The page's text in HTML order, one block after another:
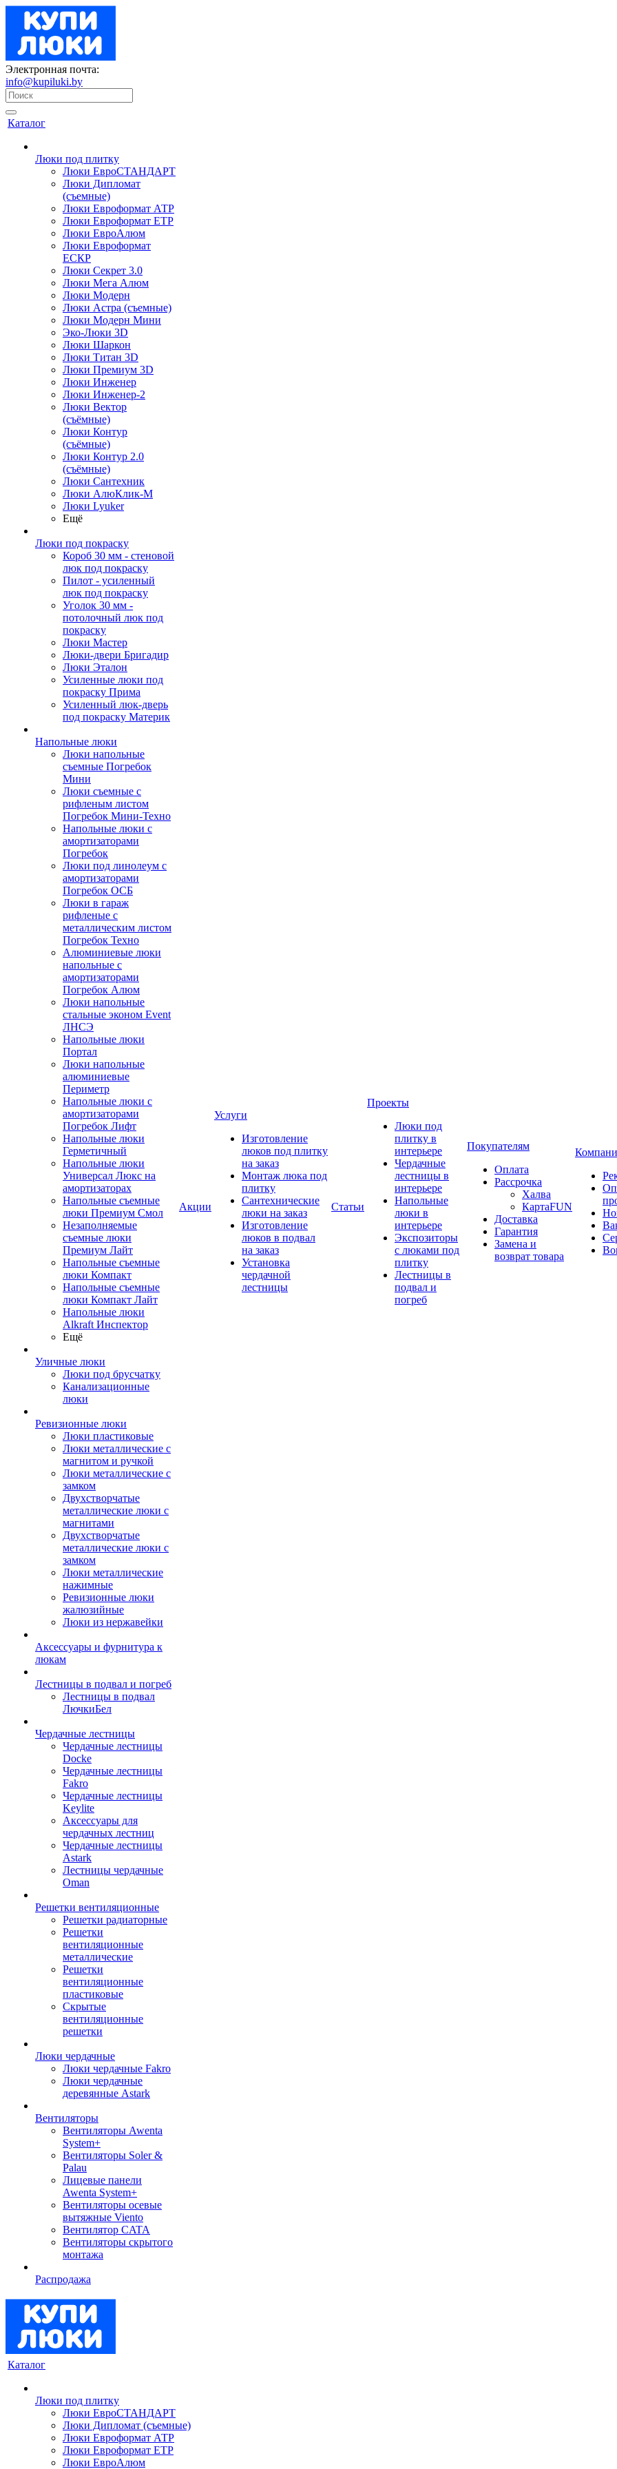
Электронная почта:
info@kupiluki.by
Каталог
Люки под плитку
Люки ЕвроСТАНДАРТ
Люки Дипломат
(съемные)
Люки Евроформат АТР
Люки Евроформат ЕТР
Люки ЕвроАлюм
Люки Евроформат
ЕСКР
Люки Секрет 3.0
Люки Мега Алюм
Люки Модерн
Люки Астра (съемные)
Люки Модерн Мини
Эко-Люки 3D
Люки Шаркон
Люки Титан 3D
Люки Премиум 3D
Люки Инженер
Люки Инженер-2
Люки Вектор
(съёмные)
Люки Контур
(съёмные)
Люки Контур 2.0
(съёмные)
Люки Сантехник
Люки АлюКлик-М
Люки Lyuker
Ещё
Люки под покраску
Короб 30 мм - стеновой
люк под покраску
Пилот - усиленный
люк под покраску
Уголок 30 мм -
потолочный люк под
покраску
Люки Мастер
Люки-двери Бригадир
Люки Эталон
Усиленные люки под
покраску Прима
Усиленный люк-дверь
под покраску Материк
Напольные люки
Люки напольные
съемные Погребок
Мини
Люки съемные с
рифленым листом
Погребок Мини-Техно
Напольные люки с
амортизаторами
Погребок
Люки под линолеум с
амортизаторами
Погребок ОСБ
Люки в гараж
рифленые с
металлическим листом
Погребок Техно
Алюминиевые люки
напольные с
амортизаторами
Погребок Алюм
Люки напольные
стальные эконом Event
ЛНСЭ
Напольные люки
Портал
Люки напольные
алюминиевые
Периметр
Напольные люки с
амортизаторами
Погребок Лифт
Напольные люки
Герметичный
Напольные люки
Универсал Люкс на
амортизаторах
Напольные съемные
люки Премиум Смол
Незаполняемые
съемные люки
Премиум Лайт
Напольные съемные
люки Компакт
Напольные съемные
люки Компакт Лайт
Напольные люки
Alkraft Инспектор
Ещё
Уличные люки
Люки под брусчатку
Канализационные
люки
Ревизионные люки
Люки пластиковые
Люки металлические с
магнитом и ручкой
Люки металлические с
замком
Двухстворчатые
металлические люки с
магнитами
Двухстворчатые
металлические люки с
замком
Люки металлические
нажимные
Ревизионные люки
жалюзийные
Люки из нержавейки
Аксессуары и фурнитура к
люкам
Лестницы в подвал и погреб
Лестницы в подвал
ЛючкиБел
Чердачные лестницы
Чердачные лестницы
Docke
Чердачные лестницы
Fakro
Чердачные лестницы
Keylite
Аксессуары для
чердачных лестниц
Чердачные лестницы
Astark
Лестницы чердачные
Oman
Решетки вентиляционные
Решетки радиаторные
Решетки
вентиляционные
металлические
Решетки
вентиляционные
пластиковые
Скрытые
вентиляционные
решетки
Люки чердачные
Люки чердачные Fakro
Люки чердачные
деревянные Astark
Вентиляторы
Вентиляторы Awenta
System+
Вентиляторы Soler &
Palau
Лицевые панели
Awenta System+
Вентиляторы осевые
вытяжные Viento
Вентилятор CATA
Вентиляторы скрытого
монтажа
Распродажа
Акции
Услуги
Изготовление
люков под плитку
на заказ
Монтаж люка под
плитку
Сантехнические
люки на заказ
Изготовление
люков в подвал
на заказ
Установка
чердачной
лестницы
Статьи
Проекты
Люки под
плитку в
интерьере
Чердачные
лестницы в
интерьере
Напольные
люки в
интерьере
Экспозиторы
с люками под
плитку
Лестницы в
подвал и
погреб
Покупателям
Оплата
Рассрочка
Халва
КартаFUN
Доставка
Гарантия
Замена и
возврат товара
Каталог
Люки под плитку
Люки ЕвроСТАНДАРТ
Люки Дипломат (съемные)
Люки Евроформат АТР
Люки Евроформат ЕТР
Люки ЕвроАлюм